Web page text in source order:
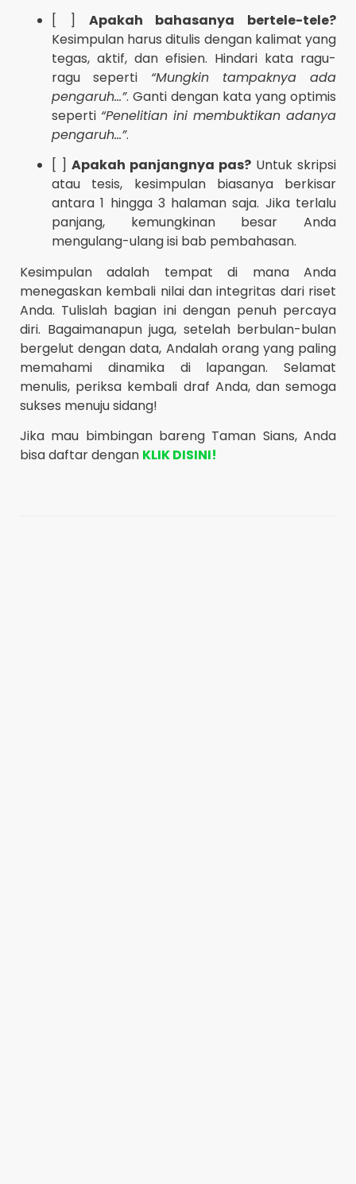
[ ] Apakah bahasanya bertele-tele?
Kesimpulan harus ditulis dengan kalimat yang
tegas, aktif, dan efisien. Hindari kata ragu-
ragu seperti “Mungkin tampaknya ada
pengaruh…”. Ganti dengan kata yang optimis
seperti “Penelitian ini membuktikan adanya
pengaruh…”.
[ ] Apakah panjangnya pas? Untuk skripsi
atau tesis, kesimpulan biasanya berkisar
antara 1 hingga 3 halaman saja. Jika terlalu
panjang, kemungkinan besar Anda
mengulang-ulang isi bab pembahasan.
Kesimpulan adalah tempat di mana Anda
menegaskan kembali nilai dan integritas dari riset
Anda. Tulislah bagian ini dengan penuh percaya
diri. Bagaimanapun juga, setelah berbulan-bulan
bergelut dengan data, Andalah orang yang paling
memahami dinamika di lapangan. Selamat
menulis, periksa kembali draf Anda, dan semoga
sukses menuju sidang!
Jika mau bimbingan bareng Taman Sians, Anda
bisa daftar dengan KLIK DISINI!